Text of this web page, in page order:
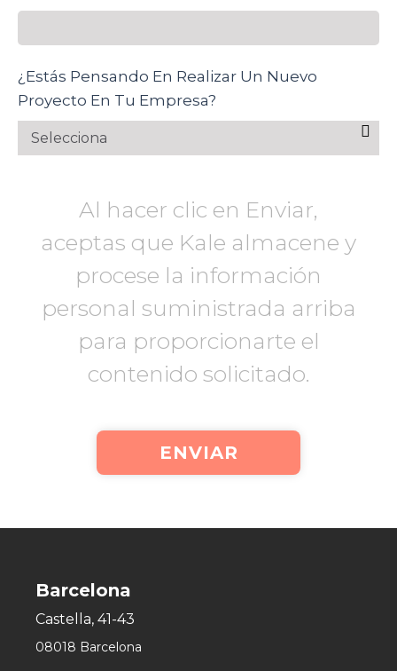
¿Estás Pensando En Realizar Un Nuevo
Proyecto En Tu Empresa?
Al hacer clic en Enviar,
aceptas que Kale almacene y
procese la información
personal suministrada arriba
para proporcionarte el
contenido solicitado.
Barcelona
Castella, 41-43
08018 Barcelona